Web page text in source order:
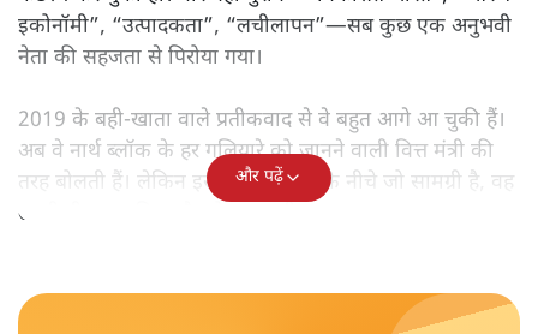
इकोनॉमी”, “उत्पादकता”, “लचीलापन”—सब कुछ एक अनुभवी
नेता की सहजता से पिरोया गया।
2019 के बही‑खाता वाले प्रतीकवाद से वे बहुत आगे आ चुकी हैं।
अब वे नार्थ ब्लॉक के हर गलियारे को जानने वाली वित्त मंत्री की
तरह बोलती हैं। लेकिन इस आत्मविश्वास के नीचे जो सामग्री है, वह
उतनी ही अनुमानित और दोहराव भरी।
और पढ़ें